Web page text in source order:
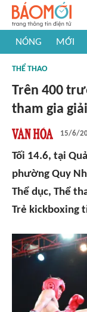
NÓNG MỚI
#Khám phá thế giới
THỂ THAO
Trên 400
tham gia
15/6/
Tối 14.6, tại
phường Quy
Thể dục, Thể
Trẻ kickboxing